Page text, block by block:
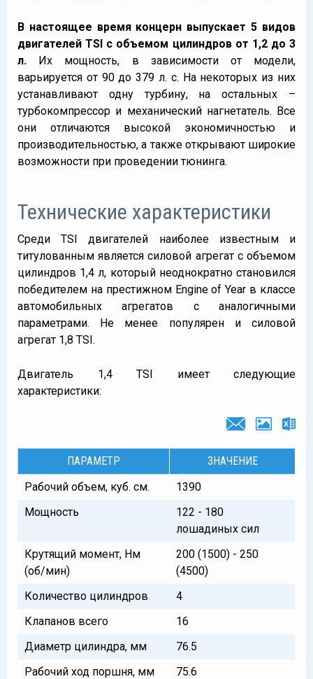
В настоящее время концерн выпускает 5 видов
двигателей TSI с объемом цилиндров от 1,2 до 3
л. Их мощность, в зависимости от модели,
варьируется от 90 до 379 л. с. На некоторых из них
устанавливают одну турбину, на остальных –
турбокомпрессор и механический нагнетатель. Все
они отличаются высокой экономичностью и
производительностью, а также открывают широкие
возможности при проведении тюнинга.
Технические характеристики
Среди TSI двигателей наиболее известным и
титулованным является силовой агрегат с объемом
цилиндров 1,4 л, который неоднократно становился
победителем на престижном Engine of Year в классе
автомобильных агрегатов с аналогичными
параметрами. Не менее популярен и силовой
агрегат 1,8 TSI.
Двигатель 1,4 TSI имеет следующие
характеристики:
ПАРАМЕТР
ЗНАЧЕНИЕ
Рабочий объем, куб. см.
1390
Мощность
122 - 180
лошадиных сил
Крутящий момент, Нм
(об/мин)
200 (1500) - 250
(4500)
Количество цилиндров
4
Клапанов всего
16
Диаметр цилиндра, мм
76.5
Рабочий ход поршня, мм
75.6